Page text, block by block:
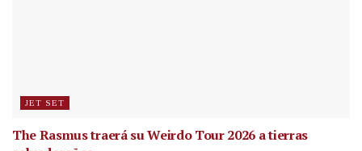
JET SET
The Rasmus traerá su Weirdo Tour 2026 a tierras